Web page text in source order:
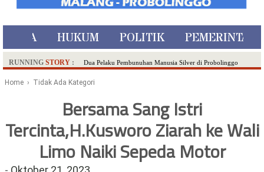
HUKUM POLITIK
RUNNING STORY : Dua Pelaku Pembunuhan Manusia Silver di Probolinggo
Literasi Melalui LASKAR JODA, Usung Filosofi Gelar Sehelai
Ambulance Dari Berbagai Daerah Padati Kota Wisata Batu
Hadirkan Tujuh Sapta Pesona Wisata di Amfiteater, Mikutopia
Buka Rekrutmen Karyawan,Berikut Kualifikasinya
Home › Tidak Ada Kategori
Bersama Sang Istri
Tercinta,H.Kusworo Ziarah ke Wali
Limo Naiki Sepeda Motor